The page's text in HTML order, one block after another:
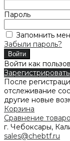
Пароль
Запомнить
Забыли пароль?
Войти как
После
отслеживание
другие новые
Корзина
Сравнение
г. Чебоксары,
sales@chebtf.ru